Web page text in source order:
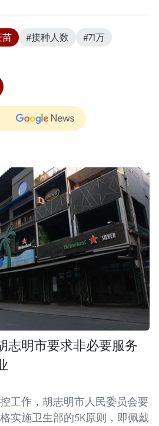
苗 #接种人数
#71万
志明市要求非必要服务
工作，胡志明市人民委员会要
实施卫生部的5K原则，即佩戴